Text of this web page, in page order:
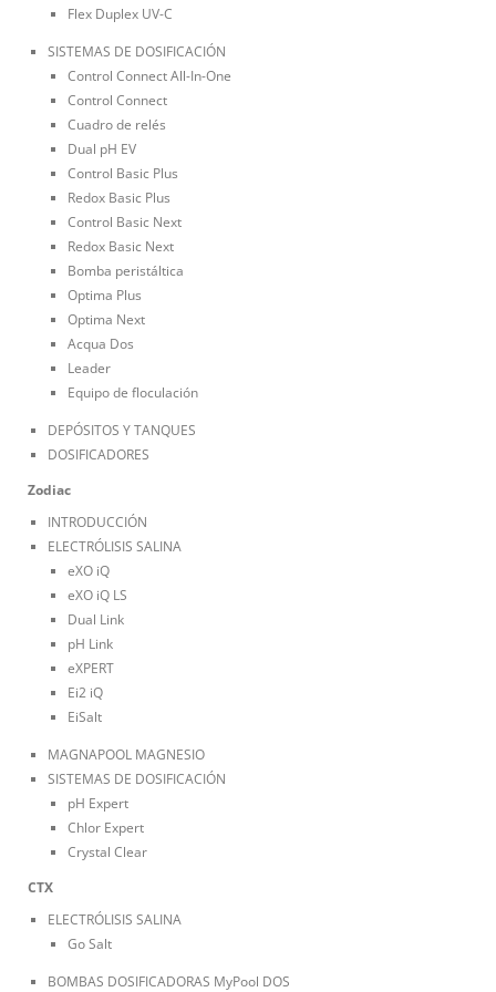
Flex Duplex UV-C
SISTEMAS DE DOSIFICACIÓN
Control Connect All-In-One
Control Connect
Cuadro de relés
Dual pH EV
Control Basic Plus
Redox Basic Plus
Control Basic Next
Redox Basic Next
Bomba peristáltica
Optima Plus
Optima Next
Acqua Dos
Leader
Equipo de floculación
DEPÓSITOS Y TANQUES
DOSIFICADORES
Zodiac
INTRODUCCIÓN
ELECTRÓLISIS SALINA
eXO iQ
eXO iQ LS
Dual Link
pH Link
eXPERT
Ei2 iQ
EiSalt
MAGNAPOOL MAGNESIO
SISTEMAS DE DOSIFICACIÓN
pH Expert
Chlor Expert
Crystal Clear
CTX
ELECTRÓLISIS SALINA
Go Salt
BOMBAS DOSIFICADORAS MyPool DOS